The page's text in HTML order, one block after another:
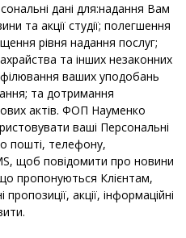
дані для:надання Вам
та акції студії; полегшення
рівня надання послуг;
та інших незаконних
ваших уподобань
та дотримання
актів. ФОП Науменко
ваші Персональні
пошті, телефону,
щоб повідомити про новини
пропонуються Клієнтам,
акції, інформаційні